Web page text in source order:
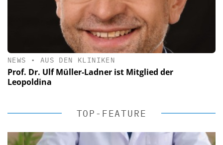
NEWS • AUS DEN KLINIKEN
Prof. Dr. Ulf Müller-Ladner ist Mitglied der
Leopoldina
TOP-FEATURE